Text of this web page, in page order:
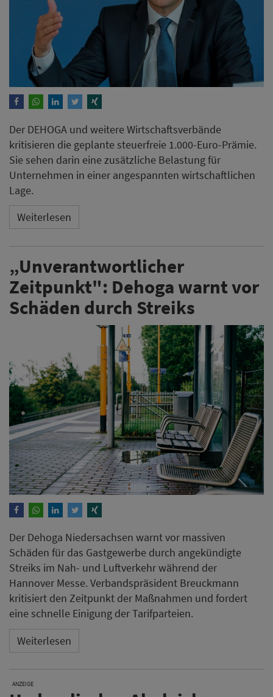
Der DEHOGA und weitere Wirtschaftsverbände
kritisieren die geplante steuerfreie 1.000-Euro-Prämie.
Sie sehen darin eine zusätzliche Belastung für
Unternehmen in einer angespannten wirtschaftlichen
Lage.
Weiterlesen
„Unverantwortlicher
Zeitpunkt": Dehoga warnt vor
Schäden durch Streiks
Der Dehoga Niedersachsen warnt vor massiven
Schäden für das Gastgewerbe durch angekündigte
Streiks im Nah- und Luftverkehr während der
Hannover Messe. Verbandspräsident Breuckmann
kritisiert den Zeitpunkt der Maßnahmen und fordert
eine schnelle Einigung der Tarifparteien.
Weiterlesen
ANZEIGE